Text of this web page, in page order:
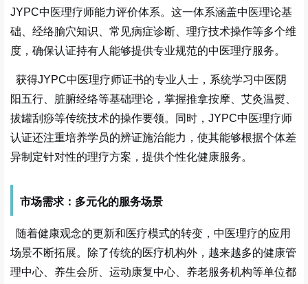
JYPC中医理疗师能力评价体系。这一体系涵盖中医理论基
础、经络腧穴知识、常见病症诊断、理疗技术操作等多个维
度，确保认证持有人能够提供专业规范的中医理疗服务。
获得JYPC中医理疗师证书的专业人士，系统学习中医阴
阳五行、脏腑经络等基础理论，掌握推拿按摩、艾灸温熨、
拔罐刮痧等传统技术的操作要领。同时，JYPC中医理疗师
认证还注重培养学员的辨证施治能力，使其能够根据个体差
异制定针对性的理疗方案，提供个性化健康服务。
市场需求：多元化的服务场景
随着健康观念的更新和医疗模式的转变，中医理疗的应用
场景不断拓展。除了传统的医疗机构外，越来越多的健康管
理中心、养生会所、运动康复中心、养老服务机构等单位都